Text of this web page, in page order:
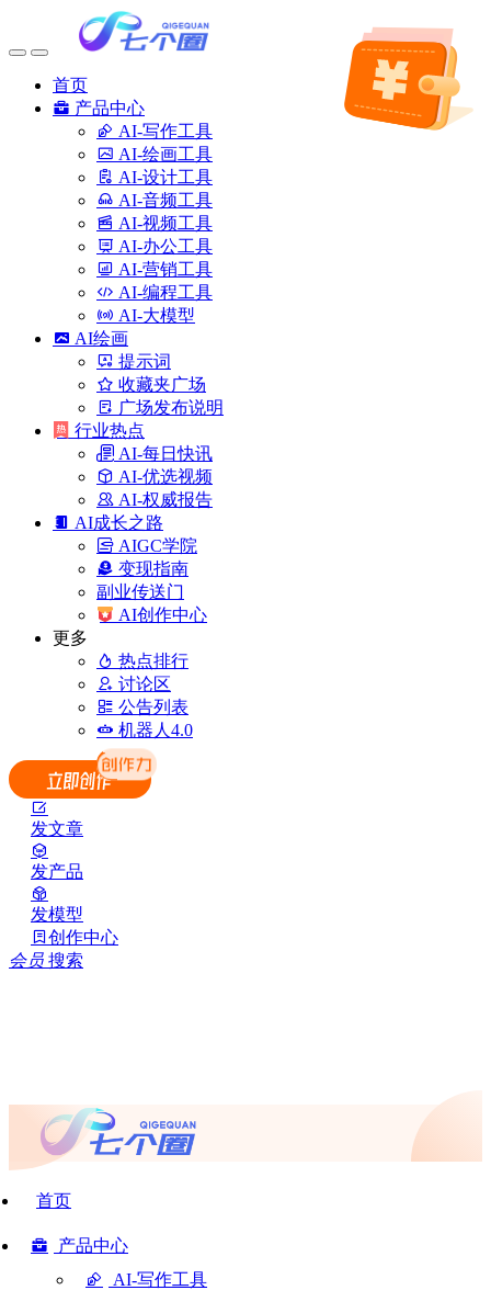
首页
产品中心
AI-写作工具
AI-绘画工具
AI-设计工具
AI-音频工具
AI-视频工具
AI-办公工具
AI-营销工具
AI-编程工具
AI-大模型
AI绘画
提示词
收藏夹广场
广场发布说明
行业热点
AI-每日快讯
AI-优选视频
AI-权威报告
AI成长之路
AIGC学院
变现指南
副业传送门
AI创作中心
更多
热点排行
讨论区
公告列表
机器人4.0
发文章
发产品
发模型
创作中心
会员 搜索
首页
产品中心
AI-写作工具